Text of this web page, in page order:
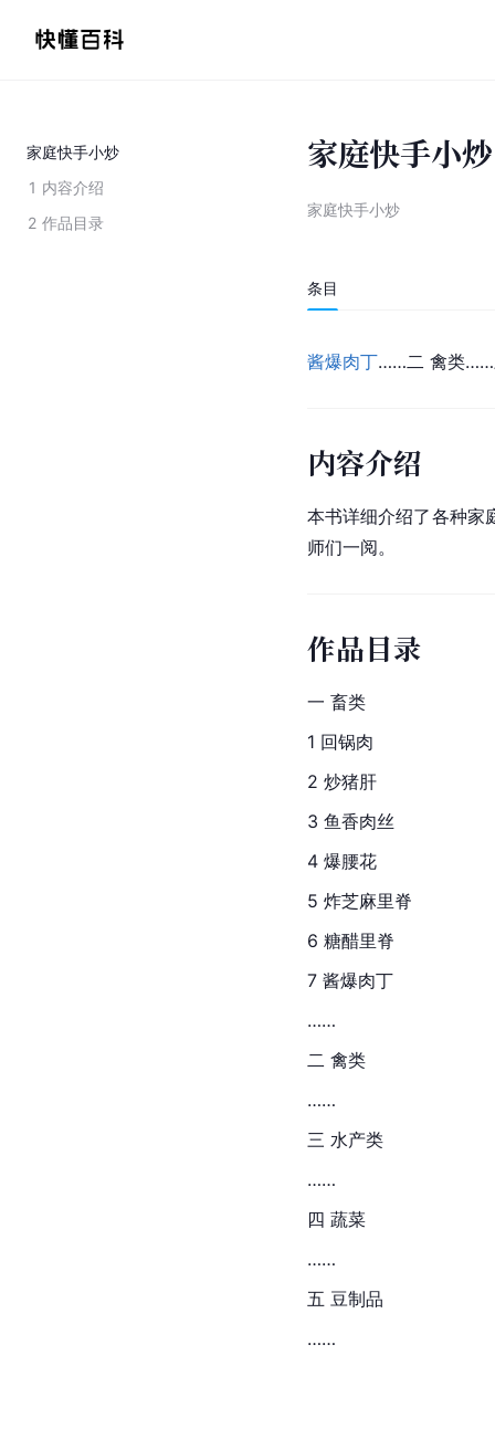
家庭快手小炒
1 内容介绍
2 作品目录
家庭快手小炒
家庭快手小炒
条目
酱爆肉丁……二 禽类
内容介绍
本书详细介绍了各种家
师们一阅。
作品目录
一 畜类
1 回锅肉
2 炒猪肝
3 鱼香肉丝
4 爆腰花
5 炸芝麻里脊
6 糖醋里脊
7 酱爆肉丁
……
二 禽类
……
三 水产类
……
四 蔬菜
……
五 豆制品
……